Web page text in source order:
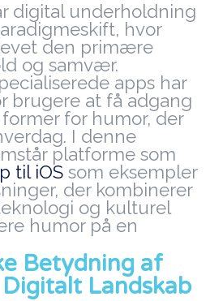
digital underholdning
hvor
den primære
og samvær.
apps har
brugere at få adgang
for humor, der
I denne
platforme som
til iOS som eksempler
der kombinerer
og kulturel
humor på en
Betydning af
Landskab